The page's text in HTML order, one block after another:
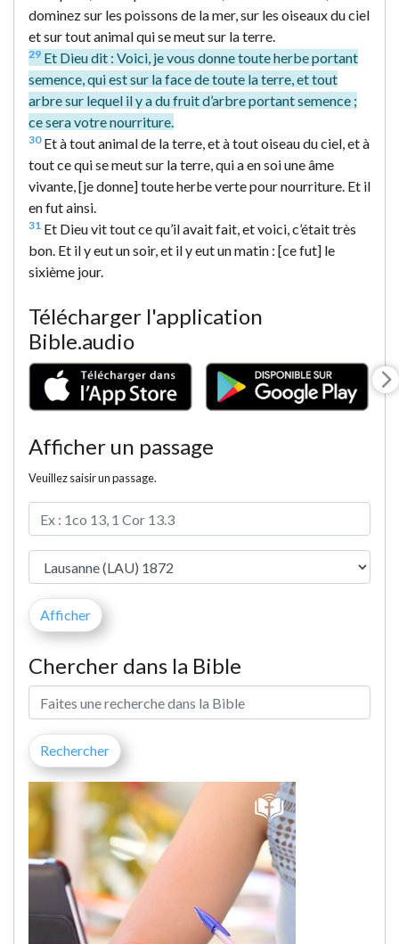
dominez sur les poissons de la mer, sur les oiseaux du ciel
et sur tout animal qui se meut sur la terre.
29 Et Dieu dit : Voici, je vous donne toute herbe portant
semence, qui est sur la face de toute la terre, et tout
arbre sur lequel il y a du fruit d’arbre portant semence ;
ce sera votre nourriture.
30Et à tout animal de la terre, et à tout oiseau du ciel, et à
tout ce qui se meut sur la terre, qui a en soi une âme
vivante, [je donne] toute herbe verte pour nourriture. Et il
en fut ainsi.
31 Et Dieu vit tout ce qu’il avait fait, et voici, c’était très
bon. Et il y eut un soir, et il y eut un matin : [ce fut] le
sixième jour.
Télécharger l'application
Bible.audio
Afficher un passage
Veuillez saisir un passage.
Chercher dans la Bible